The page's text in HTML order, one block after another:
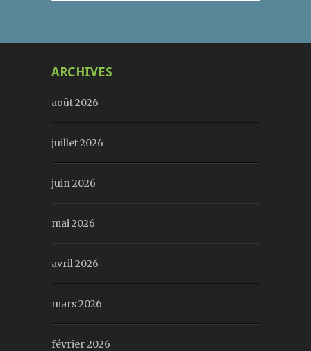
ARCHIVES
août 2026
juillet 2026
juin 2026
mai 2026
avril 2026
mars 2026
février 2026